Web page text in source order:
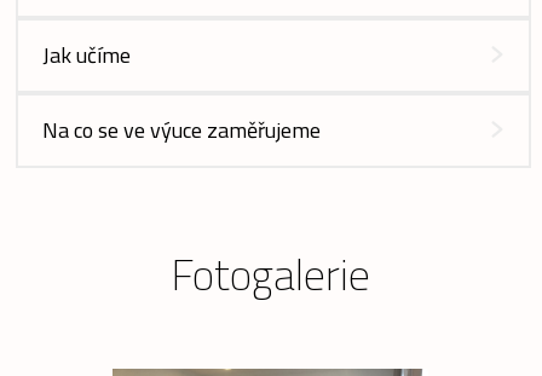
Jak učíme
Na co se ve výuce zaměřujeme
Fotogalerie